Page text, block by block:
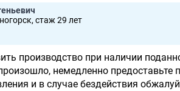
стаж 29 лет
производство при наличии
немедленно предоставьте
и в случае бездействия